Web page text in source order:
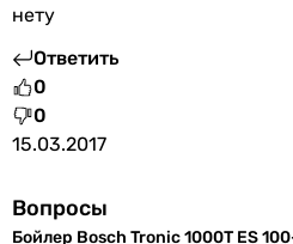
Минимальное время нагрева
175 мин.
174 мин.
267 мин.
156 мин.
232 мин.
185 мин.
нету
Ответить
0
0
15.03.2017
Вопросы
Бойлер Bosch Tronic 1000T ES